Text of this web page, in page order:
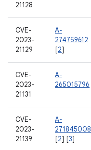
21128
CVE-
2023-
21129
A-
274759612
[2]
CVE-
2023-
21131
A-
265015796
CVE-
2023-
21139
A-
271845008
[2] [3]